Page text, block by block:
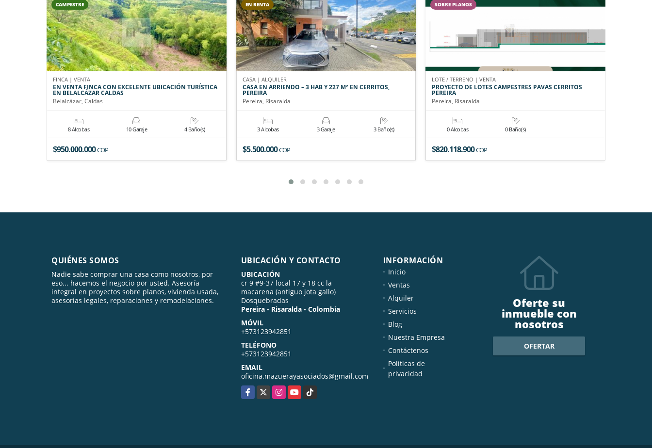
CAMPESTRE
FINCA | VENTA
EN VENTA FINCA CON EXCELENTE UBICACIÓN TURÍSTICA
EN BELALCÁZAR CALDAS
Belalcázar, Caldas
8 Alcobas 10 Garaje 4 Baño(s)
$950.000.000COP
EN RENTA
CASA | ALQUILER
CASA EN ARRIENDO – 3 HAB Y 227 M² EN CERRITOS,
PEREIRA
Pereira, Risaralda
3 Alcobas 3 Garaje 3 Baño(s)
$5.500.000COP
SOBRE PLANOS
LOTE / TERRENO | VENTA
PROYECTO DE LOTES CAMPESTRES PAVAS CERRITOS
PEREIRA
Pereira, Risaralda
0 Alcobas 0 Baño(s)
$820.118.900COP
QUIÉNES SOMOS
Nadie sabe comprar una casa como nosotros, por
eso... hacemos el negocio por usted. Asesoría
integral en proyectos sobre planos, vivienda usada,
asesorías legales, reparaciones y remodelaciones.
UBICACIÓN Y CONTACTO
UBICACIÓN
cr 9 #9-37 local 17 y 18 cc la
macarena (antiguo jota gallo)
Dosquebradas
Pereira - Risaralda - Colombia
MÓVIL
+573123942851
TELÉFONO
+573123942851
EMAIL
oficina.mazuerayasociados@gmail.com
Facebook
X InstagramYouTubeTikTok
INFORMACIÓN
Inicio
Ventas
Alquiler
Servicios
Blog
Nuestra Empresa
Contáctenos
Políticas de
privacidad
Oferte su
inmueble con
nosotros
OFERTAR